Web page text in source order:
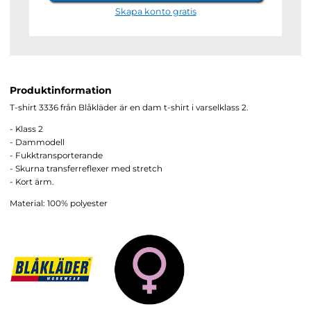
Skapa konto gratis
Produktinformation
T-shirt 3336 från Blåkläder är en dam t-shirt i varselklass 2.
- Klass 2
- Dammodell
- Fukktransporterande
- Skurna transferreflexer med stretch
- Kort ärm.
Material: 100% polyester